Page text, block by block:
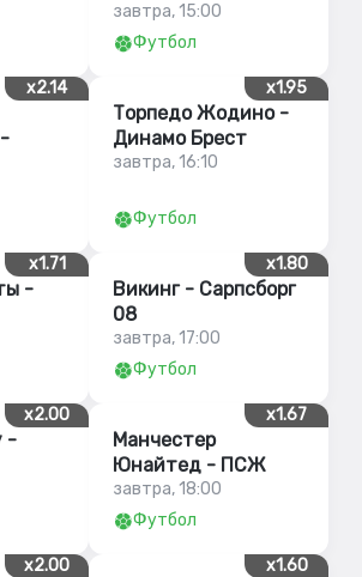
завтра, 15:00
Футбол
x2.14 x1.95
Торпедо Жодино -
Динамо Брест
завтра, 16:10
Футбол
x1.71
-
x1.80
Викинг - Сарпсборг
08
завтра, 17:00
Футбол
x2.00
-
x1.67
Манчестер
Юнайтед - ПСЖ
завтра, 18:00
Футбол
x2.00 x1.60